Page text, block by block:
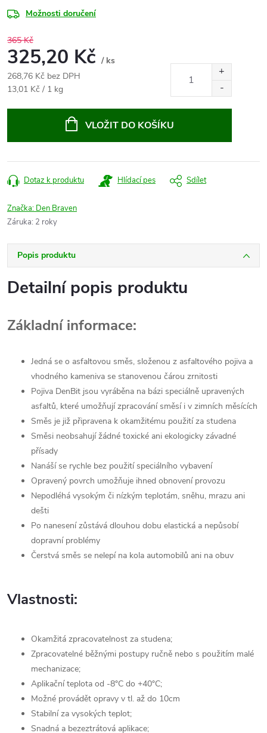
Možnosti doručení
365 Kč
325,20 Kč / ks
268,76 Kč bez DPH
Měrná
13,01 Kč / 1 kg
VLOŽIT DO KOŠÍKU
Dotaz k produktu Hlídací pes Sdílet
Značka: Den Braven
Záruka: 2 roky
Popis produktu
Detailní popis produktu
Základní informace:
Jedná se o asfaltovou směs, složenou z asfaltového pojiva a
vhodného kameniva se stanovenou čárou zrnitosti
Pojiva DenBit jsou vyráběna na bázi speciálně upravených
asfaltů, které umožňují zpracování směsí i v zimních měsících
Směs je již připravena k okamžitému použití za studena
Směsi neobsahují žádné toxické ani ekologicky závadné
přísady
Nanáší se rychle bez použití speciálního vybavení
Opravený povrch umožňuje ihned obnovení provozu
Nepodléhá vysokým či nízkým teplotám, sněhu, mrazu ani
dešti
Po nanesení zůstává dlouhou dobu elastická a nepůsobí
dopravní problémy
Čerstvá směs se nelepí na kola automobilů ani na obuv
Vlastnosti:
Okamžitá zpracovatelnost za studena;
Zpracovatelné běžnými postupy ručně nebo s použitím malé
mechanizace;
Aplikační teplota od -8°C do +40°C;
Možné provádět opravy v tl. až do 10cm
Stabilní za vysokých teplot;
Snadná a bezeztrátová aplikace;